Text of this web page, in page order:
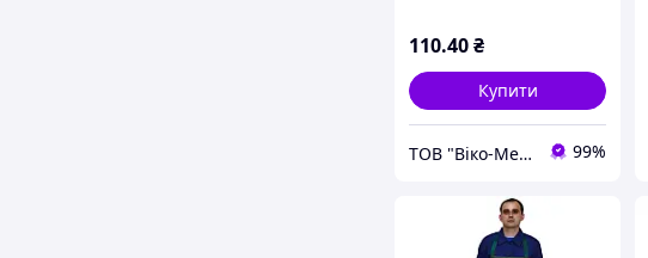
лам.спан.-35+45г/
м2),не стер.,
110.40₴
Купити
ТОВ "Віко-Мед" 99%